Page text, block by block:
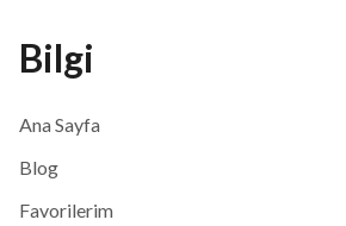
Bilgi
Ana Sayfa
Blog
Favorilerim